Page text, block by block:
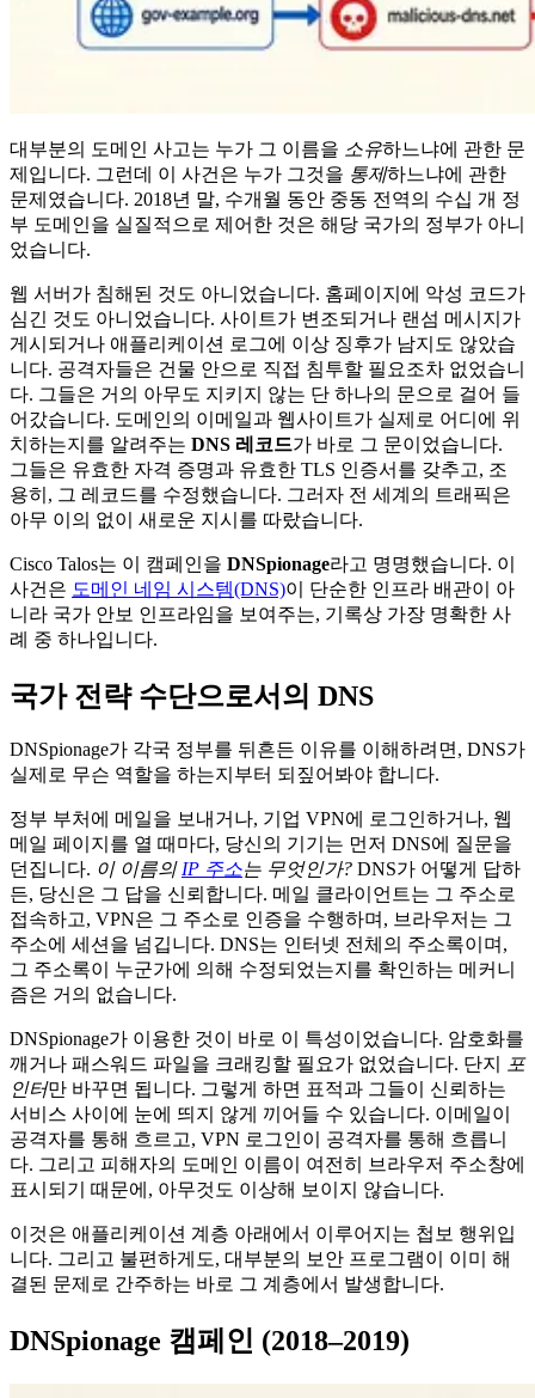
대부분의 도메인 사고는 누가 그 이름을 소유하느냐에 관한 문
제입니다. 그런데 이 사건은 누가 그것을 통제하느냐에 관한
문제였습니다. 2018년 말, 수개월 동안 중동 전역의 수십 개 정
부 도메인을 실질적으로 제어한 것은 해당 국가의 정부가 아니
었습니다.
웹 서버가 침해된 것도 아니었습니다. 홈페이지에 악성 코드가
심긴 것도 아니었습니다. 사이트가 변조되거나 랜섬 메시지가
게시되거나 애플리케이션 로그에 이상 징후가 남지도 않았습
니다. 공격자들은 건물 안으로 직접 침투할 필요조차 없었습니
다. 그들은 거의 아무도 지키지 않는 단 하나의 문으로 걸어 들
어갔습니다. 도메인의 이메일과 웹사이트가 실제로 어디에 위
치하는지를 알려주는 DNS 레코드가 바로 그 문이었습니다.
그들은 유효한 자격 증명과 유효한 TLS 인증서를 갖추고, 조
용히, 그 레코드를 수정했습니다. 그러자 전 세계의 트래픽은
아무 이의 없이 새로운 지시를 따랐습니다.
Cisco Talos는 이 캠페인을 DNSpionage라고 명명했습니다. 이
사건은 도메인 네임 시스템(DNS)이 단순한 인프라 배관이 아
니라 국가 안보 인프라임을 보여주는, 기록상 가장 명확한 사
례 중 하나입니다.
국가 전략 수단으로서의 DNS
DNSpionage가 각국 정부를 뒤흔든 이유를 이해하려면, DNS가
실제로 무슨 역할을 하는지부터 되짚어봐야 합니다.
정부 부처에 메일을 보내거나, 기업 VPN에 로그인하거나, 웹
메일 페이지를 열 때마다, 당신의 기기는 먼저 DNS에 질문을
던집니다. 이 이름의IP 주소는 무엇인가? DNS가 어떻게 답하
든, 당신은 그 답을 신뢰합니다. 메일 클라이언트는 그 주소로
접속하고, VPN은 그 주소로 인증을 수행하며, 브라우저는 그
주소에 세션을 넘깁니다. DNS는 인터넷 전체의 주소록이며,
그 주소록이 누군가에 의해 수정되었는지를 확인하는 메커니
즘은 거의 없습니다.
DNSpionage가 이용한 것이 바로 이 특성이었습니다. 암호화를
깨거나 패스워드 파일을 크래킹할 필요가 없었습니다. 단지 포
인터만 바꾸면 됩니다. 그렇게 하면 표적과 그들이 신뢰하는
서비스 사이에 눈에 띄지 않게 끼어들 수 있습니다. 이메일이
공격자를 통해 흐르고, VPN 로그인이 공격자를 통해 흐릅니
다. 그리고 피해자의 도메인 이름이 여전히 브라우저 주소창에
표시되기 때문에, 아무것도 이상해 보이지 않습니다.
이것은 애플리케이션 계층 아래에서 이루어지는 첩보 행위입
니다. 그리고 불편하게도, 대부분의 보안 프로그램이 이미 해
결된 문제로 간주하는 바로 그 계층에서 발생합니다.
DNSpionage 캠페인 (2018–2019)